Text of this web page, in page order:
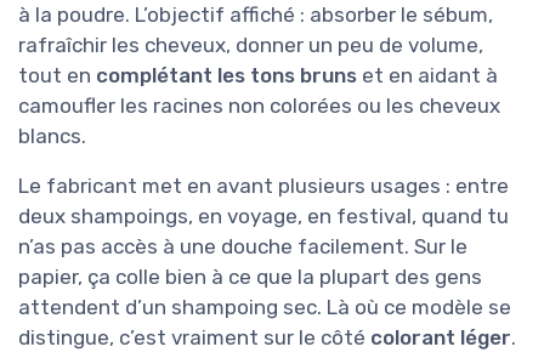
à la poudre. L’objectif affiché : absorber le sébum,
rafraîchir les cheveux, donner un peu de volume,
tout en complétant les tons bruns et en aidant à
camoufler les racines non colorées ou les cheveux
blancs.
Le fabricant met en avant plusieurs usages : entre
deux shampoings, en voyage, en festival, quand tu
n’as pas accès à une douche facilement. Sur le
papier, ça colle bien à ce que la plupart des gens
attendent d’un shampoing sec. Là où ce modèle se
distingue, c’est vraiment sur le côté colorant léger.